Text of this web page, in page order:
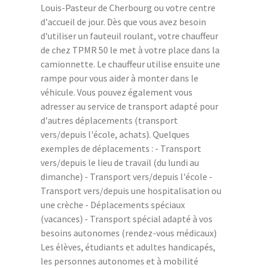
Louis-Pasteur de Cherbourg ou votre centre
d'accueil de jour. Dès que vous avez besoin
d'utiliser un fauteuil roulant, votre chauffeur
de chez TPMR 50 le met à votre place dans la
camionnette. Le chauffeur utilise ensuite une
rampe pour vous aider à monter dans le
véhicule. Vous pouvez également vous
adresser au service de transport adapté pour
d'autres déplacements (transport
vers/depuis l'école, achats). Quelques
exemples de déplacements : - Transport
vers/depuis le lieu de travail (du lundi au
dimanche) - Transport vers/depuis l'école -
Transport vers/depuis une hospitalisation ou
une crèche - Déplacements spéciaux
(vacances) - Transport spécial adapté à vos
besoins autonomes (rendez-vous médicaux)
Les élèves, étudiants et adultes handicapés,
les personnes autonomes et à mobilité